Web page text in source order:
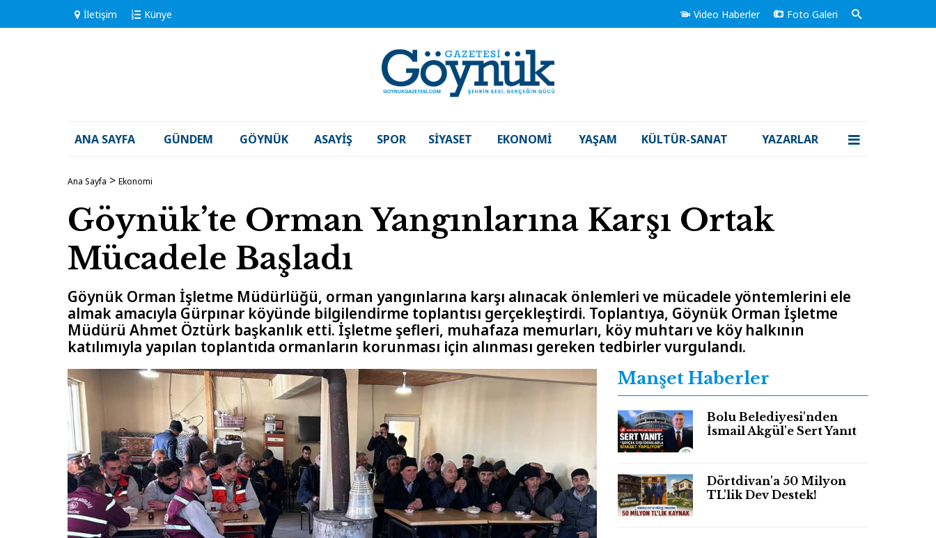
İletişim Künye Video Haberler Foto Galeri
ANA SAYFA GÜNDEM GÖYNÜK ASAYIŞ SPOR SIYASET EKONOMI YAŞAM KÜLTÜR-SANAT YAZARLAR
Ana Sayfa Ekonomi
Göynük’te Orman Yangınlarına Karşı Ortak
Mücadele Başladı
Göynük Orman İşletme Müdürlüğü, orman yangınlarına karşı alınacak önlemleri ve mücadele yöntemlerini ele
almak amacıyla Gürpınar köyünde bilgilendirme toplantısı gerçekleştirdi. Toplantıya, Göynük Orman İşletme
Müdürü Ahmet Öztürk başkanlık etti. İşletme şefleri, muhafaza memurları, köy muhtarı ve köy halkının
katılımıyla yapılan toplantıda ormanların korunması için alınması gereken tedbirler vurgulandı.
Manşet Haberler
Bolu Belediyesi'nden
İsmail Akgül'e Sert Yanıt
Dörtdivan'a 50 Milyon
TL'lik Dev Destek!